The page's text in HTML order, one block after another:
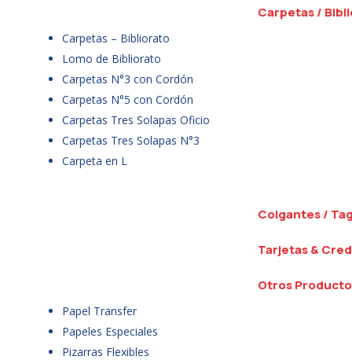
Carpetas /
Carpetas – Bibliorato
Lomo de Bibliorato
Carpetas N°3 con Cordón
Carpetas N°5 con Cordón
Carpetas Tres Solapas Oficio
Carpetas Tres Solapas N°3
Carpeta en L
Colgantes /
Tarjetas &
Otros
Papel Transfer
Papeles Especiales
Pizarras Flexibles